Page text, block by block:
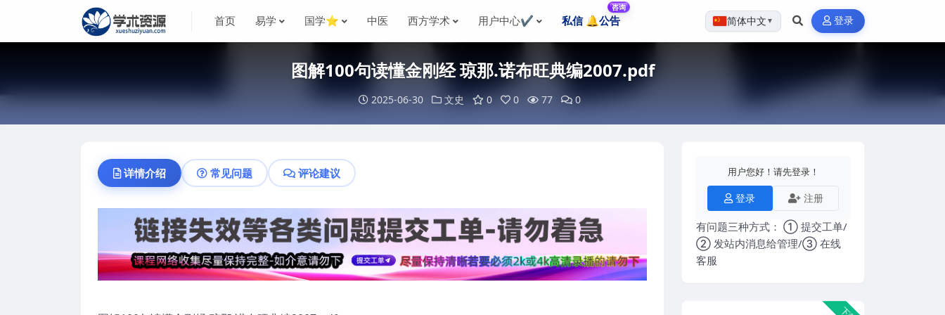
首页 易学 国学⭐ 中医 西方学术 用户中心✔️ 私信 🔔公告
咨询
简体中文 ▼ 登录
图解100句读懂金刚经 琼那.诺布旺典编2007.pdf
2025-06-30 文史 0 0 77 0
详情介绍 常见问题 评论建议 用户您好！请先登录！
登录 注册
有问题三种方式： ① 提交工单/
② 发站内消息给管理/③ 在线
客服